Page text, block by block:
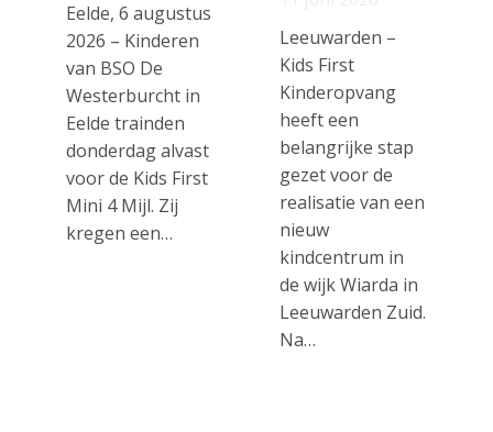
Eelde, 6 augustus
2026 – Kinderen
van BSO De
Westerburcht in
Eelde trainden
donderdag alvast
voor de Kids First
Mini 4 Mijl. Zij
kregen een…
Leeuwarden –
Kids First
Kinderopvang
heeft een
belangrijke stap
gezet voor de
realisatie van een
nieuw
kindcentrum in
de wijk Wiarda in
Leeuwarden Zuid.
Na…